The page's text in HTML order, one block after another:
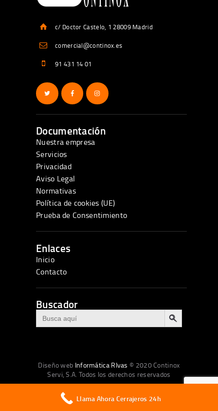
c/ Doctor Castelo, 1 28009 Madrid
comercial@continox.es
91 431 14 01
Documentación
Nuestra empresa
Servicios
Privacidad
Aviso Legal
Normativas
Política de cookies (UE)
Prueba de Consentimiento
Enlaces
Inicio
Contacto
Buscador
Buscar: BOTÓN DE BÚSQUEDA
Diseño web Informática RIvas © 2020 Continox
Servi, S.A. Todos los derechos reservados
Llama Ahora Cerrajeros 24h